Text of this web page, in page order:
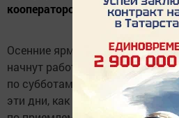
кооператоров,
Осенние ярмарки в
начнут работать с 5 сентября.
по субботам на Сармановском
эти дни, как в прежние годы,